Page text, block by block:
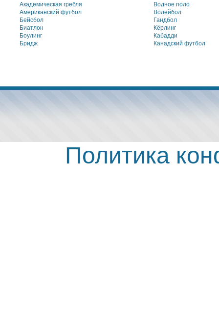
Академическая гребля
Американский футбол
Бейсбол
Биатлон
Боулинг
Бридж
Водное поло
Волейбол
Гандбол
Кёрлинг
Кабадди
Канадский футбол
Политика